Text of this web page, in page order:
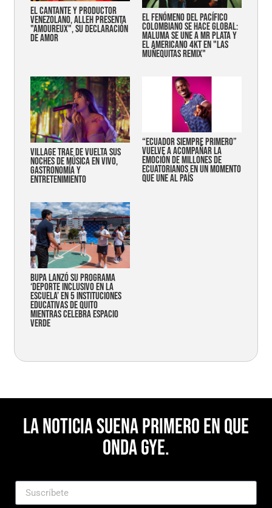
EL CANTANTE Y PRODUCTOR
VENEZOLANO, ALLEH PRESENTA
"AMOUREUX", SU DECLARACIÓN
DE AMOR
EL FENÓMENO DEL PACÍFICO
COLOMBIANO SE HACE GLOBAL:
MALUMA SE UNE A MR PLATA Y
EL AMERICANO 4KT EN "LAS
MUÑEQUITAS REMIX"
Village trae de vuelta sus
noches de música en vivo,
gastronomía y
entretenimiento
“Ecuador siempre primero”
vuelve a acompañar la
emoción de millones de
ecuatorianos en un momento
que une al país
Bupa lanzó su programa
‘Deporte Inclusivo en la
Escuela’ en 5 instituciones
educativas de Quito
mientras celebra espacio
verde
La noticia suena primero en Que
Onda Gye.